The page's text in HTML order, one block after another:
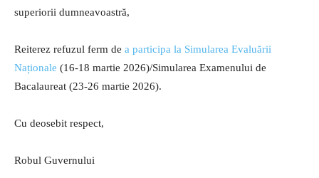
superiorii dumneavoastră,
Reiterez refuzul ferm de a participa la Simularea Evaluării
Naționale (16-18 martie 2026)/Simularea Examenului de
Bacalaureat (23-26 martie 2026).
Cu deosebit respect,
Robul Guvernului